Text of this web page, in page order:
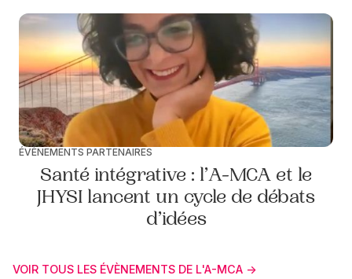
ÉVÈNEMENTS PARTENAIRES
Santé intégrative : l’A-MCA et le
JHYSI lancent un cycle de débats
d’idées
VOIR TOUS LES ÉVÈNEMENTS DE L'A-MCA ->